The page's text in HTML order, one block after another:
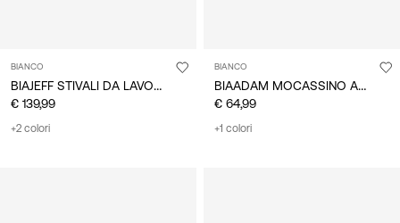
BIANCO
BIAJEFF STIVALI DA LAVORO MOC TOE
€ 139,99
+2 colori
BIANCO
BIAADAM MOCASSINO APERTO
€ 64,99
+1 colori